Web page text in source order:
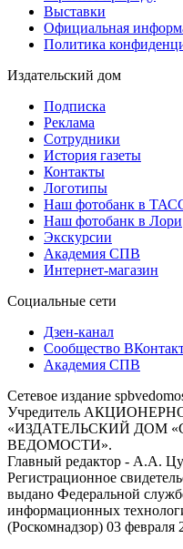
Выставки
Официальная
Политика
Издательский дом
Подписка
Реклама
Сотрудники
История газеты
Контакты
Логотипы
Наш фотобанк в
Наш фотобанк в Лори
Экскурсии
Академия СПВ
Интернет-магазин
Социальные сети
Дзен-канал
Сообщество
Академия СПВ
Сетевое издание
Учредитель
«ИЗДАТЕЛЬСКИЙ ДОМ
ВЕДОМОСТИ».
Главный редактор - А.А.
Регистрационное
выдано Федеральной
информационных
(Роскомнадзор) 03 февраля